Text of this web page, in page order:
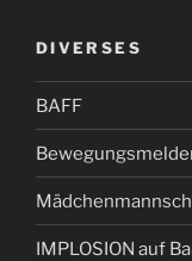
DIVERSES
BAFF
IMPLOSION auf